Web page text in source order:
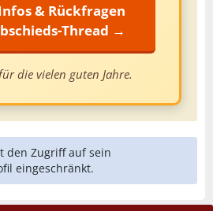
& Rückfragen
Thread →
die vielen guten Jahre.
den Zugriff auf sein
eingeschränkt.